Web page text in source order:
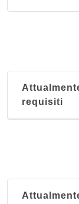
requisiti